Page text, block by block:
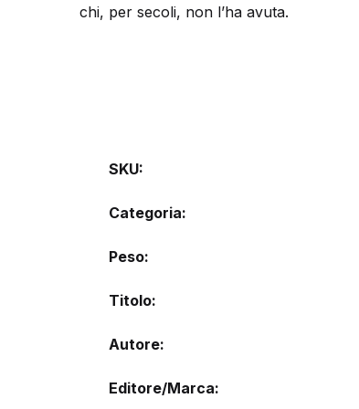
chi, per secoli, non l’ha avuta.
SKU:
Categoria:
Peso
Titolo
Autore
Editore/Marca